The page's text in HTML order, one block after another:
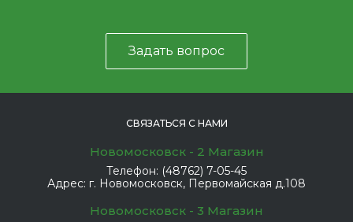
Задать вопрос
СВЯЗАТЬСЯ С НАМИ
Новомосковск - 2 Магазин
Телефон: (48762) 7-05-45
Адрес: г. Новомосковск, Первомайская д.108
Новомосковск - 3 Магазин